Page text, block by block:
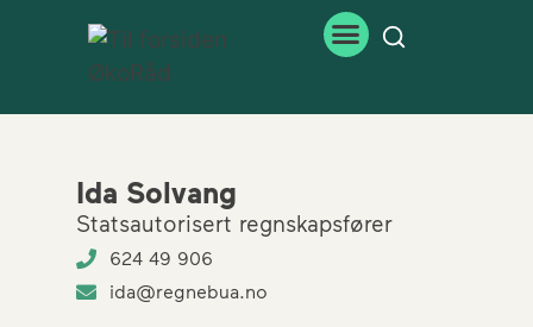
Ida Solvang
Statsautorisert regnskapsfører
624 49 906
ida@regnebua.no